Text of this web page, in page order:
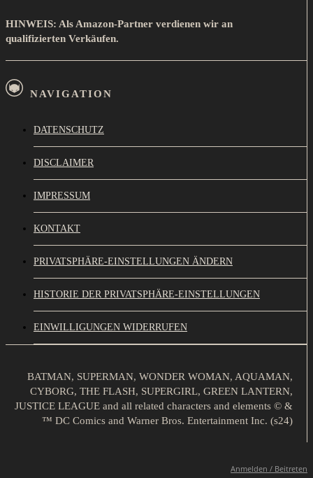
HINWEIS: Als Amazon-Partner verdienen wir an
qualifizierten Verkäufen.
NAVIGATION
DATENSCHUTZ
DISCLAIMER
IMPRESSUM
KONTAKT
PRIVATSPHÄRE-EINSTELLUNGEN ÄNDERN
HISTORIE DER PRIVATSPHÄRE-EINSTELLUNGEN
EINWILLIGUNGEN WIDERRUFEN
BATMAN, SUPERMAN, WONDER WOMAN, AQUAMAN,
CYBORG, THE FLASH, SUPERGIRL, GREEN LANTERN,
JUSTICE LEAGUE and all related characters and elements © &
™ DC Comics and Warner Bros. Entertainment Inc. (s24)
Anmelden / Beitreten